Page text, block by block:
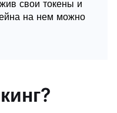
свои токены и
на нем можно